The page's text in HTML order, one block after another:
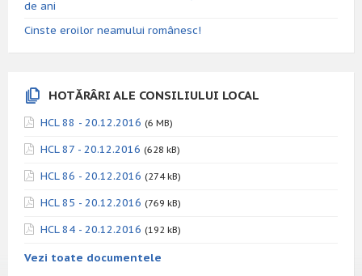
de ani
Cinste eroilor neamului românesc!
HOTĂRÂRI ALE CONSILIULUI LOCAL
HCL 88 - 20.12.2016 (6 MB)
HCL 87 - 20.12.2016 (628 kB)
HCL 86 - 20.12.2016 (274 kB)
HCL 85 - 20.12.2016 (769 kB)
HCL 84 - 20.12.2016 (192 kB)
Vezi toate documentele